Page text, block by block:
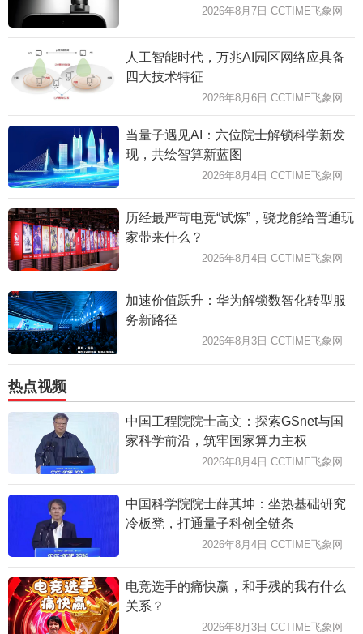
2026年8月7日 CCTIME飞象网
人工智能时代，万兆AI园区网络应具备
四大技术特征
2026年8月6日 CCTIME飞象网
当量子遇见AI：六位院士解锁科学新发
现，共绘智算新蓝图
2026年8月4日 CCTIME飞象网
历经最严苛电竞“试炼”，骁龙能给普通玩
家带来什么？
2026年8月4日 CCTIME飞象网
加速价值跃升：华为解锁数智化转型服
务新路径
2026年8月3日 CCTIME飞象网
热点视频
中国工程院院士高文：探索GSnet与国
家科学前沿，筑牢国家算力主权
2026年8月4日 CCTIME飞象网
中国科学院院士薛其坤：坐热基础研究
冷板凳，打通量子科创全链条
2026年8月4日 CCTIME飞象网
电竞选手的痛快赢，和手残的我有什么
关系？
2026年8月3日 CCTIME飞象网